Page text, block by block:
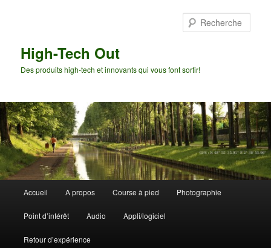
High-Tech Out
Des produits high-tech et innovants qui vous font sortir!
principal
Accueil A propos Course à pied Photographie
Point d’intérêt Audio Appli/logiciel
Retour d’expérience